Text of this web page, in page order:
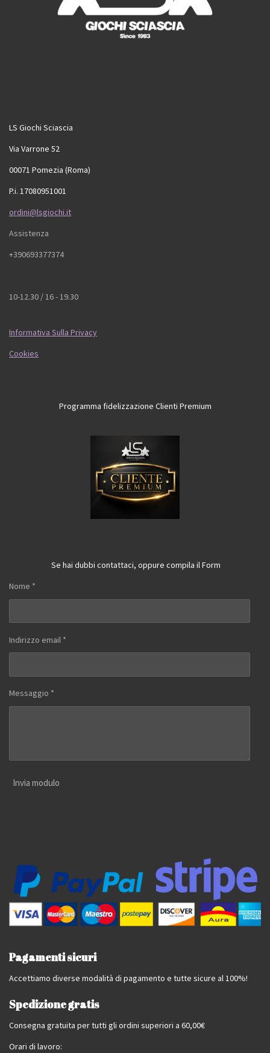
LS Giochi Sciascia
Via Varrone 52
00071 Pomezia (Roma)
P.i. 17080951001
ordini@lsgiochi.it
Assistenza
+390693377374
10-12.30 / 16 - 19.30
Informativa Sulla Privacy
Cookies
Programma fidelizzazione Clienti Premium
Se hai dubbi contattaci, oppure compila il Form
Nome *
Indirizzo email *
Messaggio *
Invia modulo
Pagamenti sicuri
Accettiamo diverse modalità di pagamento e tutte sicure al 100%!
Spedizione gratis
Consegna gratuita per tutti gli ordini superiori a 60,00€
Orari di lavoro: